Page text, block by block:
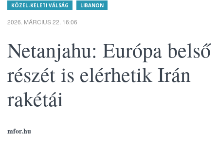
KÖZEL-KELETI VÁLSÁG
LIBANON
2026. MÁRCIUS 22. 16:06
Netanjahu: Európa belső
részét is elérhetik Irán
rakétái
mfor.hu